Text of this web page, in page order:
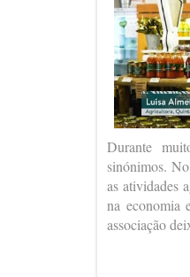
Durante
sinónimos.
as atividades
na economia
associação